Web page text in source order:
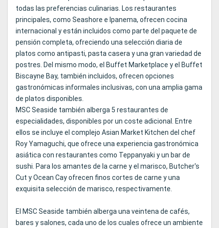
todas las preferencias culinarias. Los restaurantes
principales, como Seashore e Ipanema, ofrecen cocina
internacional y están incluidos como parte del paquete de
pensión completa, ofreciendo una selección diaria de
platos como antipasti, pasta casera y una gran variedad de
postres. Del mismo modo, el Buffet Marketplace y el Buffet
Biscayne Bay, también incluidos, ofrecen opciones
gastronómicas informales inclusivas, con una amplia gama
de platos disponibles.
MSC Seaside también alberga 5 restaurantes de
especialidades, disponibles por un coste adicional. Entre
ellos se incluye el complejo Asian Market Kitchen del chef
Roy Yamaguchi, que ofrece una experiencia gastronómica
asiática con restaurantes como Teppanyaki y un bar de
sushi. Para los amantes de la carne y el marisco, Butcher's
Cut y Ocean Cay ofrecen finos cortes de carne y una
exquisita selección de marisco, respectivamente.
El MSC Seaside también alberga una veintena de cafés,
bares y salones, cada uno de los cuales ofrece un ambiente